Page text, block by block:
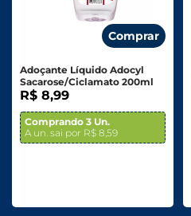
Comprar
Adoçante Líquido Adocyl
Sacarose/Ciclamato 200ml
R$ 8,99
Comprando 3 Un.
A un. sai por R$ 8,59